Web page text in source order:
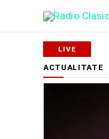
ACTUALITATE